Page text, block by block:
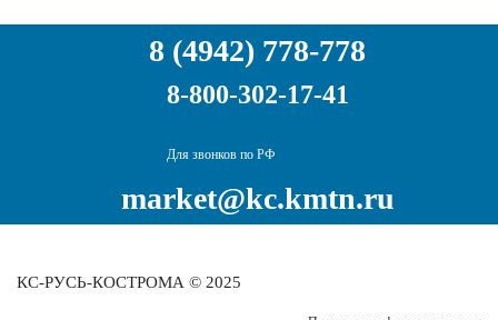
8 (4942) 778-778
8-800-302-17-41
Для звонков по РФ
market@kc.kmtn.ru
КС-РУСЬ-КОСТРОМА © 2025